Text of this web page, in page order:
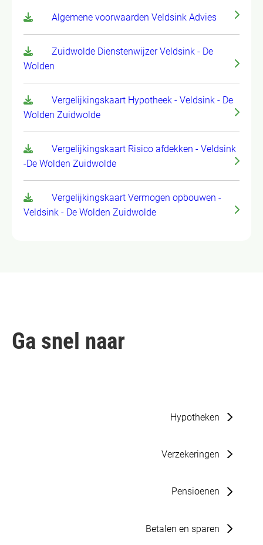
Algemene voorwaarden Veldsink Advies
Zuidwolde Dienstenwijzer Veldsink - De
Wolden
Vergelijkingskaart Hypotheek - Veldsink - De
Wolden Zuidwolde
Vergelijkingskaart Risico afdekken - Veldsink
-De Wolden Zuidwolde
Vergelijkingskaart Vermogen opbouwen -
Veldsink - De Wolden Zuidwolde
Ga snel naar
Hypotheken
Verzekeringen
Pensioenen
Betalen en sparen